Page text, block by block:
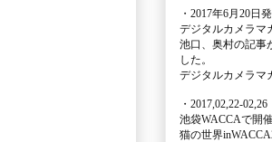
・2017年6月20日
デジタルカメラマ
池口、奥村の記事
した。
デジタルカメラマ
・2017,02,22-02,26
池袋WACCAで開
猫の世界